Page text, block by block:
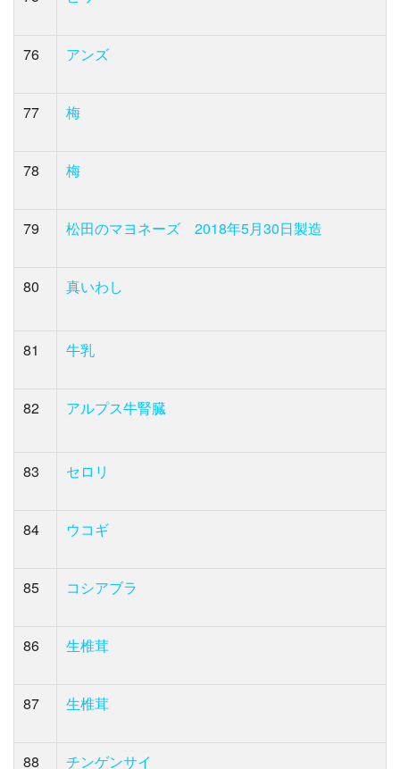
76 アンズ
77 梅
78 梅
79 松田のマヨネーズ 2018年5月30日製造
80 真いわし
81 牛乳
82 アルプス牛腎臓
83 セロリ
84 ウコギ
85 コシアブラ
86 生椎茸
87 生椎茸
88 チンゲンサイ